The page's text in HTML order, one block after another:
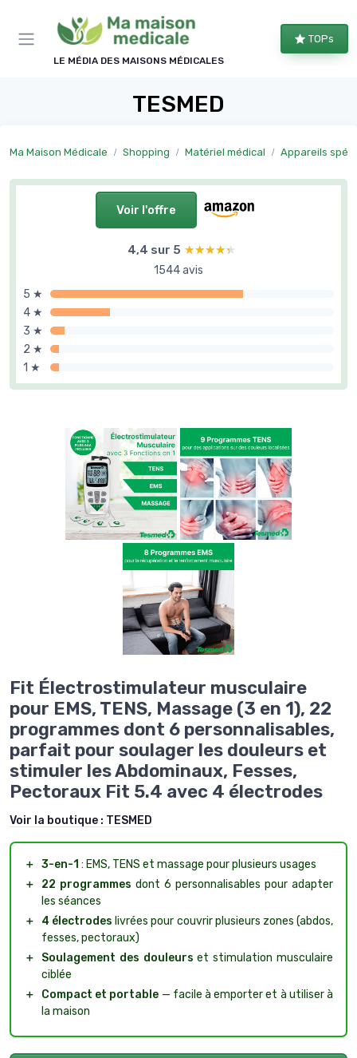
LE MÉDIA DES MAISONS MÉDICALES
TOPs
TESMED
Ma Maison Médicale Shopping Matériel médical Appareils
Voir l'offre
4,4 sur 5 ★★★★★
★★★★★
1544 avis
5 ★
4 ★
3 ★
2 ★
1 ★
Fit Électrostimulateur musculaire
pour EMS, TENS, Massage (3 en 1), 22
programmes dont 6 personnalisables,
parfait pour soulager les douleurs et
stimuler les Abdominaux, Fesses,
Pectoraux Fit 5.4 avec 4 électrodes
Voir la boutique : TESMED
＋ 3-en-1 : EMS, TENS et massage pour plusieurs usages
＋
22 programmes dont 6 personnalisables pour adapter
les séances
＋
4 électrodes livrées pour couvrir plusieurs zones (abdos,
fesses, pectoraux)
＋
Soulagement des douleurs et stimulation musculaire
ciblée
＋
Compact et portable — facile à emporter et à utiliser à
la maison